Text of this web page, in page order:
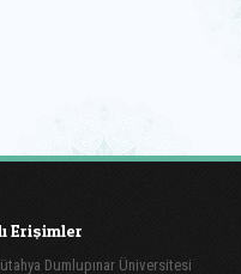
Erişimler
Dumlupınar Üniversitesi